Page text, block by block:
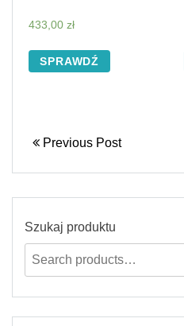
433,00 zł
SPRAWDŹ
Previous Post
Szukaj produktu